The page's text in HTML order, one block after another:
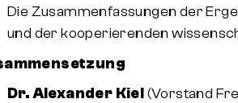
Die Zusammenfassungen der
und der kooperierenden
Dr. Alexander Kiel(Vorstand